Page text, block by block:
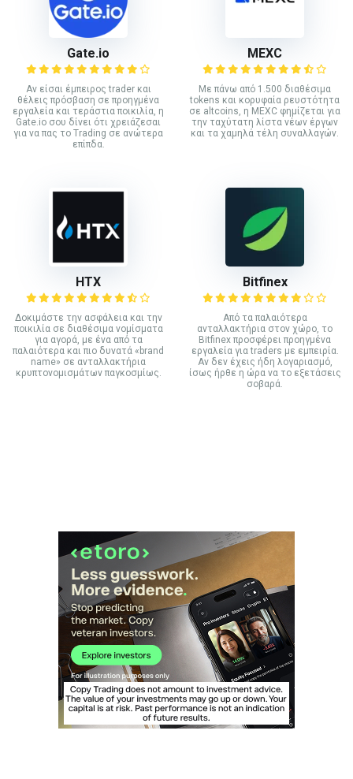
Gate.io
Αν είσαι έμπειρος trader και
θέλεις πρόσβαση σε προηγμένα
εργαλεία και τεράστια ποικιλία, η
Gate.io σου δίνει ότι χρειάζεσαι
για να πας το Trading σε ανώτερα
επίπδα.
MEXC
Με πάνω από 1.500 διαθέσιμα
tokens και κορυφαία ρευστότητα
σε altcoins, η MEXC φημίζεται για
την ταχύτατη λίστα νέων έργων
και τα χαμηλά τέλη συναλλαγών.
HTX
Δοκιμάστε την ασφάλεια και την
ποικιλία σε διαθέσιμα νομίσματα
για αγορά, με ένα από τα
παλαιότερα και πιο δυνατά «brand
name» σε ανταλλακτήρια
κρυπτονομισμάτων παγκοσμίως.
Bitfinex
Από τα παλαιότερα
ανταλλακτήρια στον χώρο, το
Bitfinex προσφέρει προηγμένα
εργαλεία για traders με εμπειρία.
Αν δεν έχεις ήδη λογαριασμό,
ίσως ήρθε η ώρα να το εξετάσεις
σοβαρά.